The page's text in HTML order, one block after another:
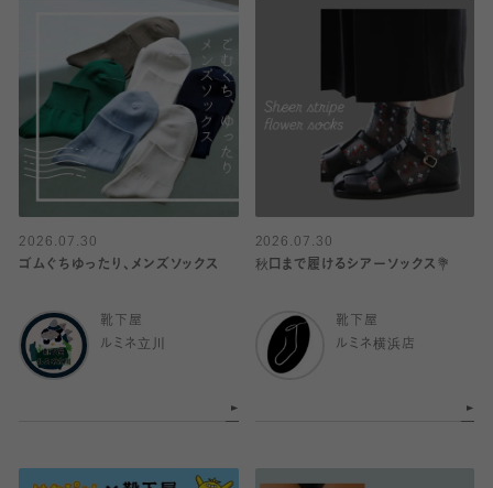
2026.07.30
ゴムぐちゆったり、メンズソックス
靴下屋
ルミネ立川
2026.07.30
秋口まで履けるシアーソックス💐
靴下屋
ルミネ横浜店